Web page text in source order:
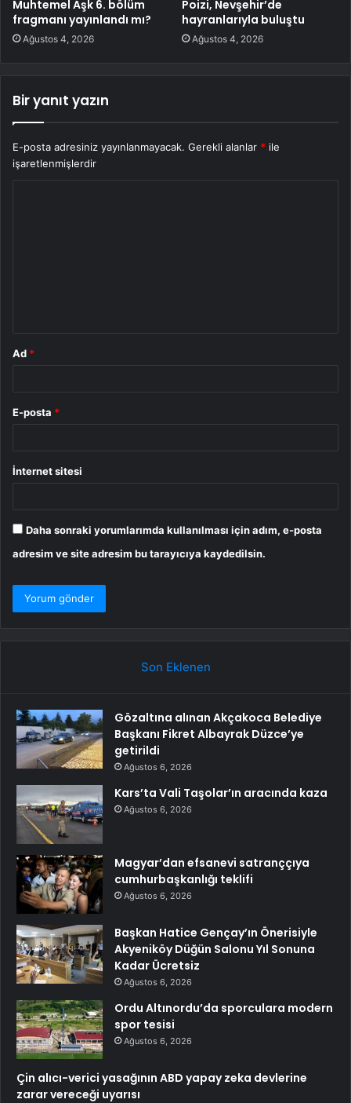
Muhtemel Aşk 6. bölüm
fragmanı yayınlandı mı?
Ağustos 4, 2026
Poizi, Nevşehir’de
hayranlarıyla buluştu
Ağustos 4, 2026
Bir yanıt yazın
E-posta adresiniz yayınlanmayacak. Gerekli alanlar * ile
işaretlenmişlerdir
Ad *
E-posta *
İnternet sitesi
Daha sonraki yorumlarımda kullanılması için adım, e-posta
adresim ve site adresim bu tarayıcıya kaydedilsin.
Son Eklenen
Gözaltına alınan Akçakoca Belediye
Başkanı Fikret Albayrak Düzce’ye
getirildi
Ağustos 6, 2026
Kars’ta Vali Taşolar’ın aracında kaza
Ağustos 6, 2026
Magyar’dan efsanevi satranççıya
cumhurbaşkanlığı teklifi
Ağustos 6, 2026
Başkan Hatice Gençay’ın Önerisiyle
Akyeniköy Düğün Salonu Yıl Sonuna
Kadar Ücretsiz
Ağustos 6, 2026
Ordu Altınordu’da sporculara modern
spor tesisi
Ağustos 6, 2026
Çin alıcı-verici yasağının ABD yapay zeka devlerine
zarar vereceği uyarısı